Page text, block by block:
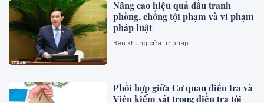
Nâng cao hiệu quả đấu tranh
phòng, chống tội phạm và vi phạm
pháp luật
Bên khung cửa tư pháp
Phối hợp giữa Cơ quan điều tra và
Viện kiểm sát trong điều tra tội